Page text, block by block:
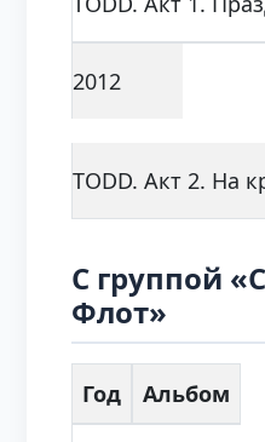
2012
TODD. Акт 2. На
С группой
Флот»
Год Альбом